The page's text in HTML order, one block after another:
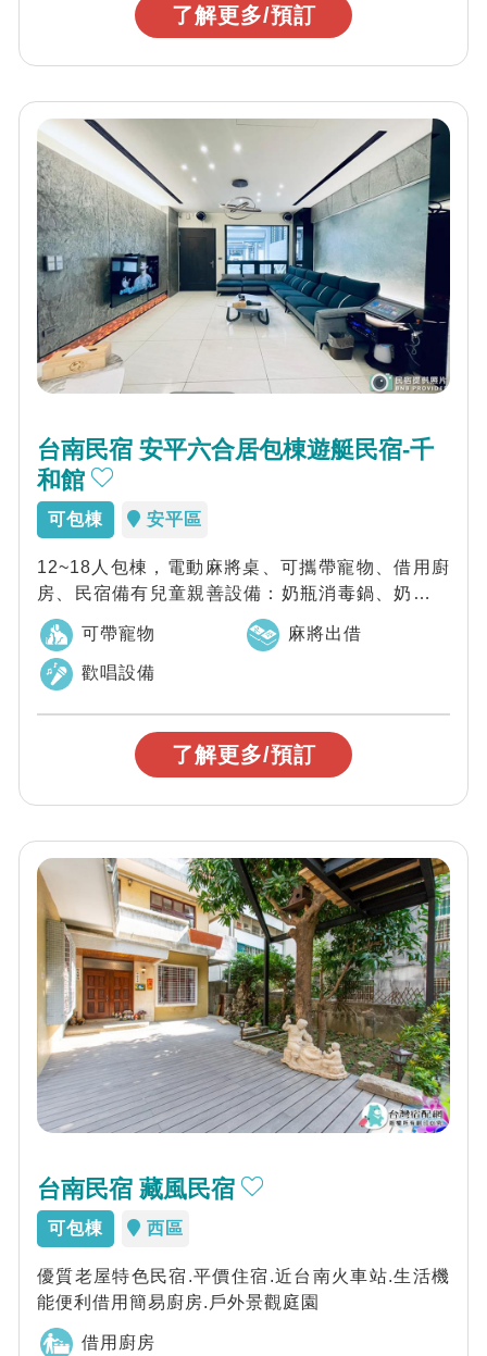
了解更多/預訂
台南民宿 安平六合居包棟遊艇民宿-千
和館
可包棟 安平區
12~18人包棟，電動麻將桌、可攜帶寵物、借用廚
房、民宿備有兒童親善設備：奶瓶消毒鍋、奶瓶刷
具、副食品加熱工具、兒童餐桌椅、嬰兒澡...
可帶寵物 麻將出借
歡唱設備
了解更多/預訂
台南民宿 藏風民宿
可包棟 西區
優質老屋特色民宿.平價住宿.近台南火車站.生活機
能便利借用簡易廚房.戶外景觀庭園
借用廚房